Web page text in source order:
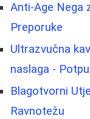
Anti-Age Nega
Preporuke
Ultrazvučna
naslaga -
Blagotvorni
Ravnotežu